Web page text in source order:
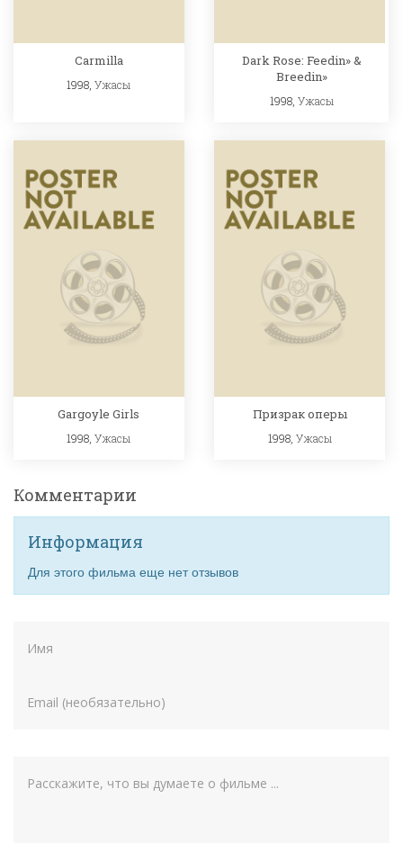
Carmilla
1998,Ужасы
Dark Rose: Feedin» &
Breedin»
1998, Ужасы
Gargoyle Girls
1998,Ужасы
Призрак оперы
1998, Ужасы
Комментарии
Информация
Для этого фильма еще нет отзывов